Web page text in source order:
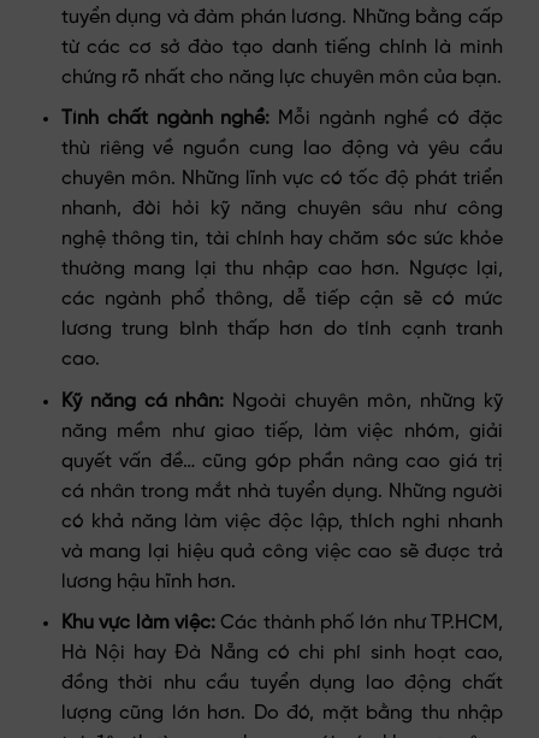
tuyển dụng và đàm phán lương. Những bằng cấp
từ các cơ sở đào tạo danh tiếng chính là minh
chứng rõ nhất cho năng lực chuyên môn của bạn.
Tính chất ngành nghề: Mỗi ngành nghề có đặc
thù riêng về nguồn cung lao động và yêu cầu
chuyên môn. Những lĩnh vực có tốc độ phát triển
nhanh, đòi hỏi kỹ năng chuyên sâu như công
nghệ thông tin, tài chính hay chăm sóc sức khỏe
thường mang lại thu nhập cao hơn. Ngược lại,
các ngành phổ thông, dễ tiếp cận sẽ có mức
lương trung bình thấp hơn do tính cạnh tranh
cao.
Kỹ năng cá nhân: Ngoài chuyên môn, những kỹ
năng mềm như giao tiếp, làm việc nhóm, giải
quyết vấn đề… cũng góp phần nâng cao giá trị
cá nhân trong mắt nhà tuyển dụng. Những người
có khả năng làm việc độc lập, thích nghi nhanh
và mang lại hiệu quả công việc cao sẽ được trả
lương hậu hĩnh hơn.
Khu vực làm việc:Các thành phố lớn như TP.HCM,
Hà Nội hay Đà Nẵng có chi phí sinh hoạt cao,
đồng thời nhu cầu tuyển dụng lao động chất
lượng cũng lớn hơn. Do đó, mặt bằng thu nhập